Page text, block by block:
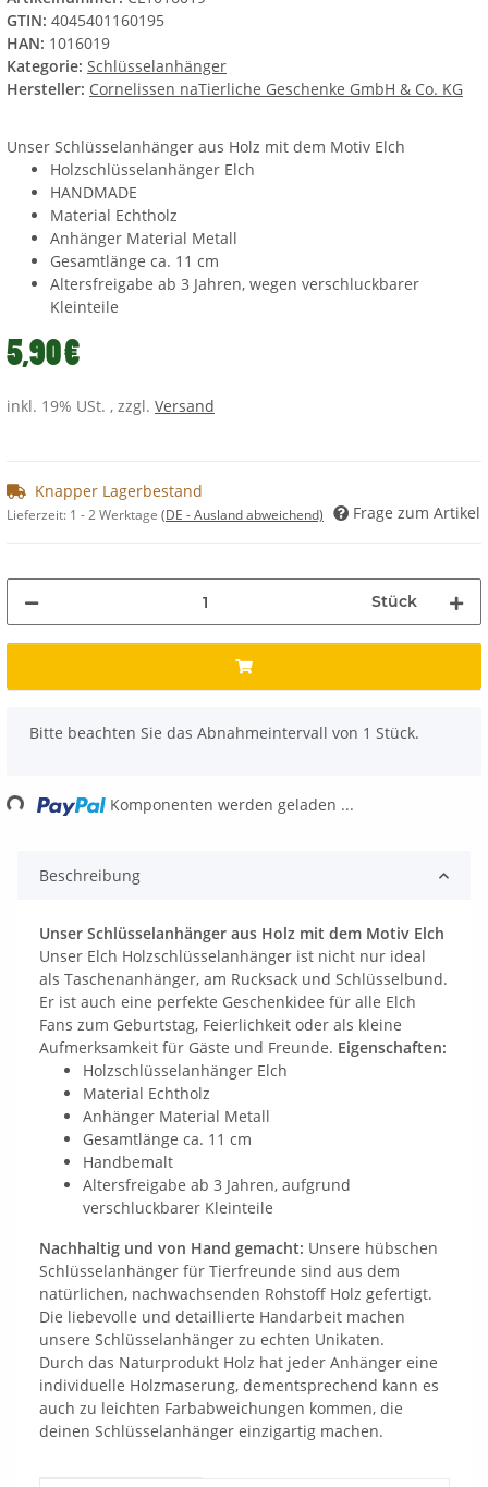
GTIN: 4045401160195
HAN: 1016019
Kategorie: Schlüsselanhänger
Hersteller: Cornelissen naTierliche Geschenke GmbH & Co. KG
Unser Schlüsselanhänger aus Holz mit dem Motiv Elch
Holzschlüsselanhänger Elch
HANDMADE
Material Echtholz
Anhänger Material Metall
Gesamtlänge ca. 11 cm
Altersfreigabe ab 3 Jahren, wegen verschluckbarer
Kleinteile
5,90 €
inkl. 19% USt. , zzgl. Versand
Knapper Lagerbestand
Lieferzeit: 1 - 2 Werktage (DE - Ausland abweichend) Frage zum Artikel
Stück
x
Bitte beachten Sie das Abnahmeintervall von 1 Stück.
Loading... Komponenten werden geladen ...
Beschreibung
Unser Schlüsselanhänger aus Holz mit dem Motiv Elch
Unser Elch Holzschlüsselanhänger ist nicht nur ideal
als Taschenanhänger, am Rucksack und Schlüsselbund.
Er ist auch eine perfekte Geschenkidee für alle Elch
Fans zum Geburtstag, Feierlichkeit oder als kleine
Aufmerksamkeit für Gäste und Freunde. Eigenschaften:
Holzschlüsselanhänger Elch
Material Echtholz
Anhänger Material Metall
Gesamtlänge ca. 11 cm
Handbemalt
Altersfreigabe ab 3 Jahren, aufgrund
verschluckbarer Kleinteile
Nachhaltig und von Hand gemacht: Unsere hübschen
Schlüsselanhänger für Tierfreunde sind aus dem
natürlichen, nachwachsenden Rohstoff Holz gefertigt.
Die liebevolle und detaillierte Handarbeit machen
unsere Schlüsselanhänger zu echten Unikaten.
Durch das Naturprodukt Holz hat jeder Anhänger eine
individuelle Holzmaserung, dementsprechend kann es
auch zu leichten Farbabweichungen kommen, die
deinen Schlüsselanhänger einzigartig machen.